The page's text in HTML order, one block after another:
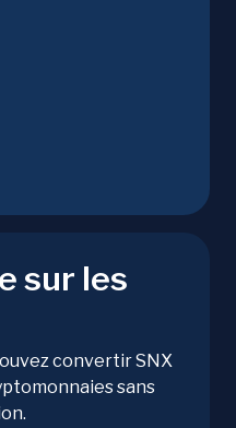
sur les
convertir SNX
sans